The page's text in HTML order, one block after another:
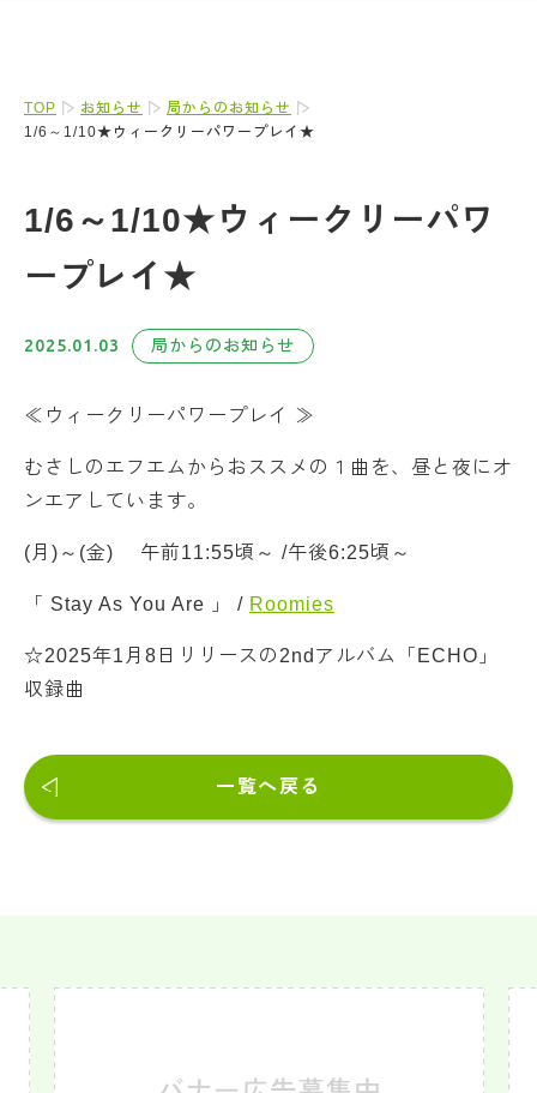
TOP お知らせ
局からのお知らせ
1/6～1/10★ウィークリーパワープレイ★
1/6～1/10★ウィークリーパワ
ープレイ★
2025.01.03 局からのお知らせ
≪ウィークリーパワープレイ ≫
むさしのエフエムからおススメの１曲を、昼と夜にオ
ンエアしています。
(月)～(金) 午前11:55頃～ /午後6:25頃～
「 Stay As You Are 」 / Roomies
☆2025年1月8日リリースの2ndアルバム「ECHO」
収録曲
一覧へ戻る